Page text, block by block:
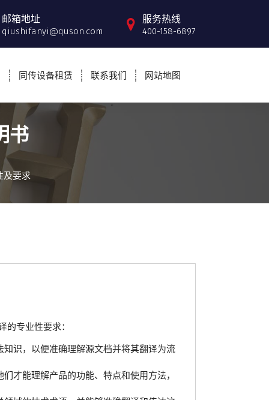
邮箱地址
qiushifanyi@quson.com
服务热线
400-158-6897
同传设备租赁 联系我们 网站地图
书
及要求
专业性要求：
识，以便准确理解源文档并将其翻译为流
才能理解产品的功能、特点和使用方法，